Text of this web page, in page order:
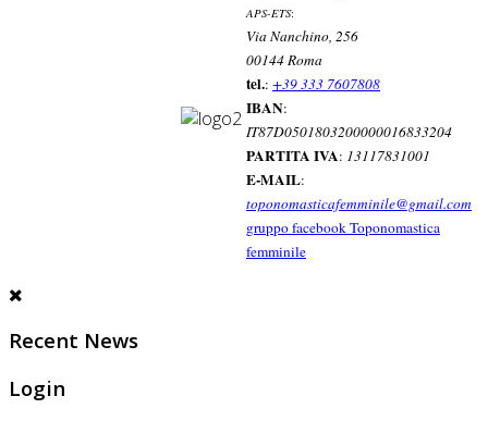
APS-ETS:
Via Nanchino, 256
00144 Roma
tel.: +39 333 7607808
IBAN:
IT87D0501803200000016833204
PARTITA IVA: 13117831001
E-MAIL:
toponomasticafemminile@gmail.com
gruppo facebook Toponomastica
femminile
Recent News
Login